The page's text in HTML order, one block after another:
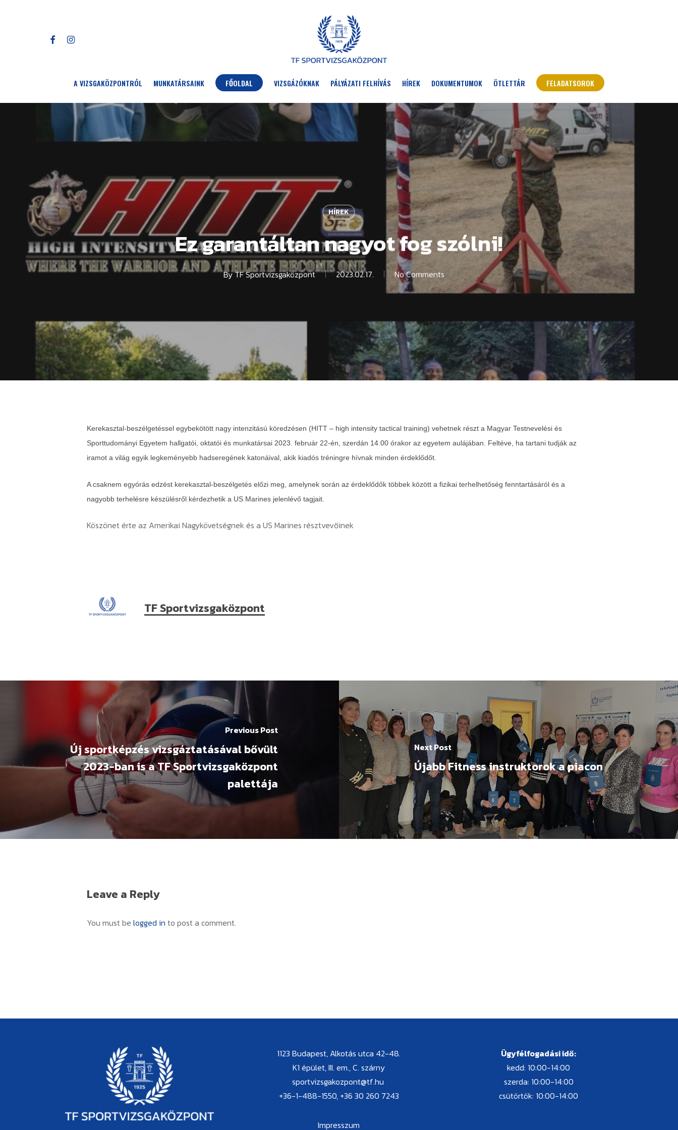
FACEBOOKINSTAGRAM
A VIZSGAKÖZPONTRÓL MUNKATÁRSAINK FŐOLDAL VIZSGÁZÓKNAK PÁLYÁZATI FELHÍVÁS HÍREK DOKUMENTUMOK ÖTLETTÁR FELADATSOROK
HÍREK
Ez garantáltan nagyot fog szólni!
ByTF Sportvizsgaközpont 2023.02.17. No Comments
Kerekasztal-beszélgetéssel egybekötött nagy intenzitású köredzésen (HITT – high intensity tactical training) vehetnek részt a Magyar Testnevelési és
Sporttudományi Egyetem hallgatói, oktatói és munkatársai 2023. február 22-én, szerdán 14.00 órakor az egyetem aulájában. Feltéve, ha tartani tudják az
iramot a világ egyik legkeményebb hadseregének katonáival, akik kiadós tréningre hívnak minden érdeklődőt.
A csaknem egyórás edzést kerekasztal-beszélgetés előzi meg, amelynek során az érdeklődők többek között a fizikai terhelhetőség fenntartásáról és a
nagyobb terhelésre készülésről kérdezhetik a US Marines jelenlévő tagjait.
Köszönet érte az Amerikai Nagykövetségnek és a US Marines résztvevőinek
TF Sportvizsgaközpont
Previous Post
Új sportképzés vizsgáztatásával bővült
2023-ban is a TF Sportvizsgaközpont
palettája
Next Post
Újabb Fitness instruktorok a piacon
Leave a Reply
You must be logged in to post a comment.
1123 Budapest, Alkotás utca 42-48.
K1 épület, III. em., C. szárny
sportvizsgakozpont@tf.hu
+36-1-488-1550, +36 30 260 7243
Impresszum
Ügyfélfogadási idő:
kedd: 10:00-14:00
szerda: 10:00-14:00
csütörtök: 10:00-14:00